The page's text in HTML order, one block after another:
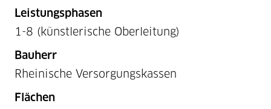
Leistungsphasen
1-8 (künstlerische Oberleitung)
Bauherr
Rheinische Versorgungskassen
Flächen